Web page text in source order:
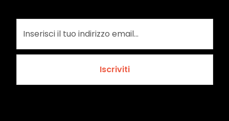
Iscriviti